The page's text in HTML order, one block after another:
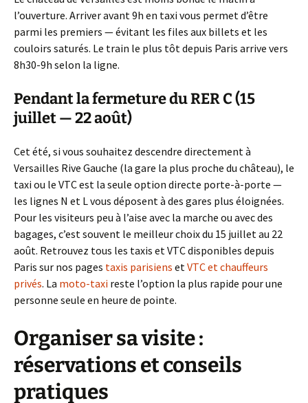
l’ouverture. Arriver avant 9h en taxi vous permet d’être
parmi les premiers — évitant les files aux billets et les
couloirs saturés. Le train le plus tôt depuis Paris arrive vers
8h30-9h selon la ligne.
Pendant la fermeture du RER C (15
juillet — 22 août)
Cet été, si vous souhaitez descendre directement à
Versailles Rive Gauche (la gare la plus proche du château), le
taxi ou le VTC est la seule option directe porte-à-porte —
les lignes N et L vous déposent à des gares plus éloignées.
Pour les visiteurs peu à l’aise avec la marche ou avec des
bagages, c’est souvent le meilleur choix du 15 juillet au 22
août. Retrouvez tous les taxis et VTC disponibles depuis
Paris sur nos pages taxis parisiens etVTC et chauffeurs
privés. La moto-taxi reste l’option la plus rapide pour une
personne seule en heure de pointe.
Organiser sa visite :
réservations et conseils
pratiques